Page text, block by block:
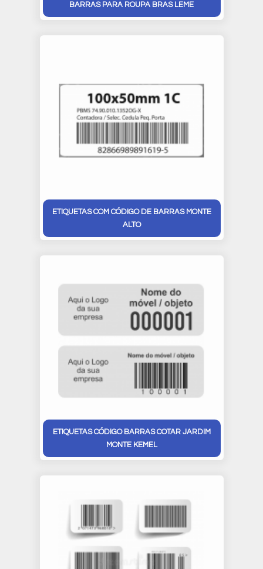
BARRAS PARA ROUPA BRAS LEME
ETIQUETAS COM CÓDIGO DE BARRAS MONTE
ALTO
ETIQUETAS CÓDIGO BARRAS COTAR JARDIM
MONTE KEMEL